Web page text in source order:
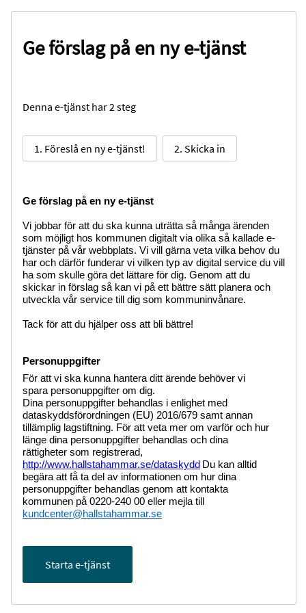
Ge förslag på en ny e-tjänst
Denna e-tjänst har 2 steg
1. Föreslå en ny e-tjänst! 2. Skicka in
Ge förslag på en ny e-tjänst
Vi jobbar för att du ska kunna uträtta så många ärenden
som möjligt hos kommunen digitalt via olika så kallade e-
tjänster på vår webbplats. Vi vill gärna veta vilka behov du
har och därför funderar vi vilken typ av digital service du vill
ha som skulle göra det lättare för dig. Genom att du
skickar in förslag så kan vi på ett bättre sätt planera och
utveckla vår service till dig som kommuninvånare.
Tack för att du hjälper oss att bli bättre!
Personuppgifter
För att vi ska kunna hantera ditt ärende behöver vi
spara personuppgifter om dig.
Dina personuppgifter behandlas i enlighet med
dataskyddsförordningen (EU) 2016/679 samt annan
tillämplig lagstiftning. För att veta mer om varför och hur
länge dina personuppgifter behandlas och dina
rättigheter som registrerad,
http://www.hallstahammar.se/dataskydd Du kan alltid
begära att få ta del av informationen om hur dina
personuppgifter behandlas genom att kontakta
kommunen på 0220-240 00 eller mejla till
kundcenter@hallstahammar.se
Starta e-tjänst